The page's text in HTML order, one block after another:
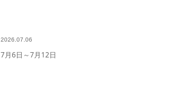
2026.07.06
7月6日～7月12日